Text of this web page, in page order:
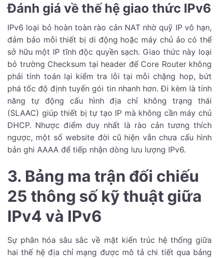
Đánh giá về thế hệ giao thức IPv6
IPv6 loại bỏ hoàn toàn rào cản NAT nhờ quỹ IP vô hạn,
đảm bảo mỗi thiết bị di động hoặc máy chủ ảo có thể
sở hữu một IP tĩnh độc quyền sạch. Giao thức này loại
bỏ trường Checksum tại header để Core Router không
phải tính toán lại kiểm tra lỗi tại mỗi chặng hop, bứt
phá tốc độ định tuyến gói tin nhanh hơn. Đi kèm là tính
năng tự động cấu hình địa chỉ không trạng thái
(SLAAC) giúp thiết bị tự tạo IP mà không cần máy chủ
DHCP. Nhược điểm duy nhất là rào cản tương thích
ngược, một số website đời cũ hiện vẫn chưa cấu hình
bản ghi AAAA để tiếp nhận dòng lưu lượng IPv6.
3. Bảng ma trận đối chiếu
25 thông số kỹ thuật giữa
IPv4 và IPv6
Sự phân hóa sâu sắc về mặt kiến trúc hệ thống giữa
hai thế hệ địa chỉ mạng được mô tả chi tiết qua bảng